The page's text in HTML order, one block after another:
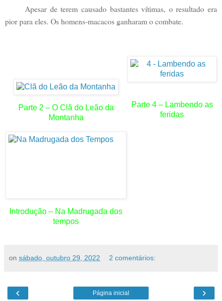
Apesar de terem causado bastantes vítimas, o resultado era
pior para eles. Os homens-macacos ganharam o combate.
Parte 2 – O Clã do Leão da
Montanha
Parte 4 – Lambendo as
feridas
Introdução – Na Madrugada dos
tempos
on sábado, outubro 29, 2022 2 comentários:
‹ ›
Página inicial